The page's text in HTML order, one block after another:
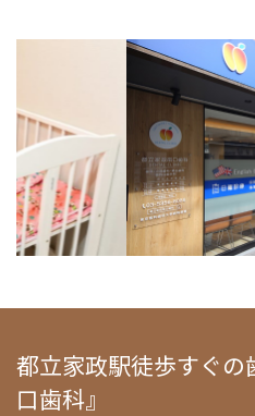
都立家政駅徒歩すぐ
口歯科』